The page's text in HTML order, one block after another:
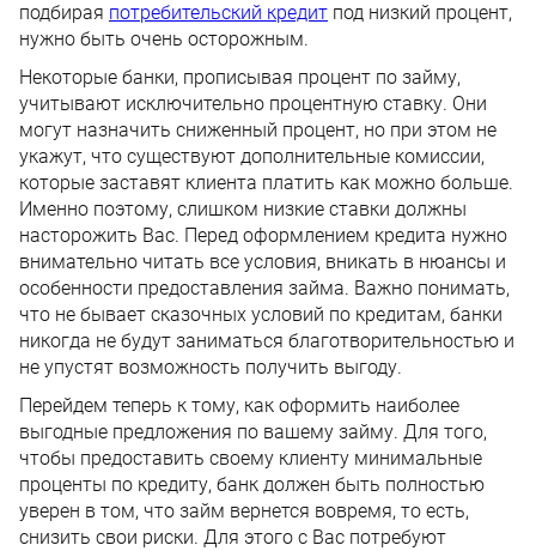
подбирая потребительский кредит под низкий процент,
нужно быть очень осторожным.
Некоторые банки, прописывая процент по займу,
учитывают исключительно процентную ставку. Они
могут назначить сниженный процент, но при этом не
укажут, что существуют дополнительные комиссии,
которые заставят клиента платить как можно больше.
Именно поэтому, слишком низкие ставки должны
насторожить Вас. Перед оформлением кредита нужно
внимательно читать все условия, вникать в нюансы и
особенности предоставления займа. Важно понимать,
что не бывает сказочных условий по кредитам, банки
никогда не будут заниматься благотворительностью и
не упустят возможность получить выгоду.
Перейдем теперь к тому, как оформить наиболее
выгодные предложения по вашему займу. Для того,
чтобы предоставить своему клиенту минимальные
проценты по кредиту, банк должен быть полностью
уверен в том, что займ вернется вовремя, то есть,
снизить свои риски. Для этого с Вас потребуют